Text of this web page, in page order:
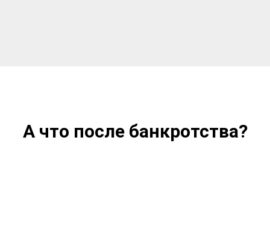
А что после банкротства?